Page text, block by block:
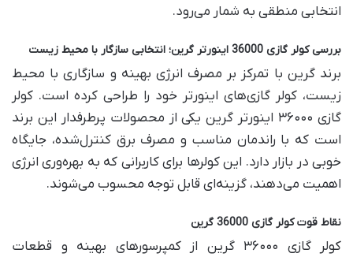
انتخابی منطقی به شمار می‌رود.
بررسی کولر گازی 36000 اینورتر گرین؛ انتخابی سازگار با محیط زیست
برند گرین با تمرکز بر مصرف انرژی بهینه و سازگاری با محیط
زیست، کولر گازی‌های اینورتر خود را طراحی کرده است. کولر
گازی ۳۶۰۰۰ اینورتر گرین یکی از محصولات پرطرفدار این برند
است که با راندمان مناسب و مصرف برق کنترل‌شده، جایگاه
خوبی در بازار دارد. این کولرها برای کاربرانی که به بهره‌وری انرژی
اهمیت می‌دهند، گزینه‌ای قابل توجه محسوب می‌شوند.
نقاط قوت کولر گازی 36000 گرین
کولر گازی ۳۶۰۰۰ گرین از کمپرسورهای بهینه و قطعات